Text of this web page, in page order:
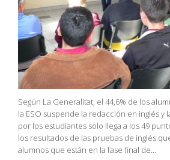
Según La Generalitat, el 44,6% de los
la ESO suspende la redacción en inglés y
por los estudiantes solo llega a los 49
los resultados de las pruebas de inglés
alumnos que están en la fase final de…